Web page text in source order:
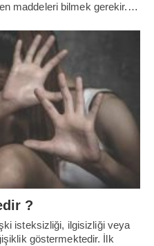
maddeleri bilmek gerekir.…
?
isteksizliği, ilgisizliği veya
göstermektedir. İlk